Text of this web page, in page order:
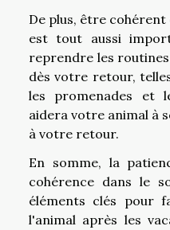
De plus, être cohérent
est tout aussi
reprendre les
dès votre retour,
les promenades et
aidera votre animal à
à votre retour.
En somme, la
cohérence dans le
éléments clés pour
l'animal après les